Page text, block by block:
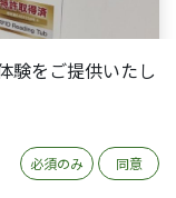
験をご提供いたし
必須のみ 同意